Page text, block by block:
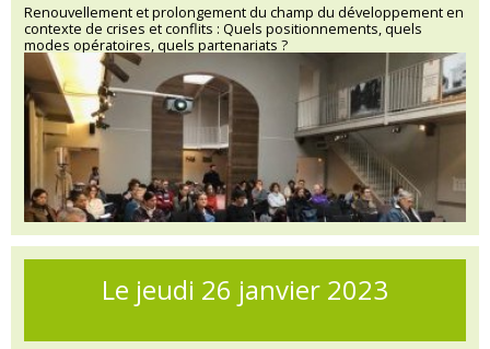
Renouvellement et prolongement du champ du développement en
contexte de crises et conflits : Quels positionnements, quels
modes opératoires, quels partenariats ?
Le jeudi 26 janvier 2023